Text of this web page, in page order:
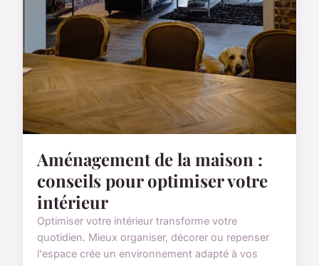
Aménagement de la maison :
conseils pour optimiser votre
intérieur
Optimiser votre intérieur transforme votre
quotidien. Mieux organiser, décorer ou repenser
l'espace crée un environnement adapté à vos